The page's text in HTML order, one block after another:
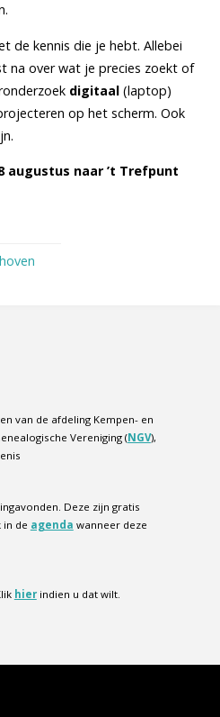
de kennis die je hebt. Allebei
na over wat je precies zoekt of
digitaal (laptop)
op het scherm. Ook
augustus naar ’t Trefpunt
van de afdeling Kempen- en
Vereniging (NGV),
Deze zijn gratis
in de agenda wanneer deze
hierindien u dat wilt.